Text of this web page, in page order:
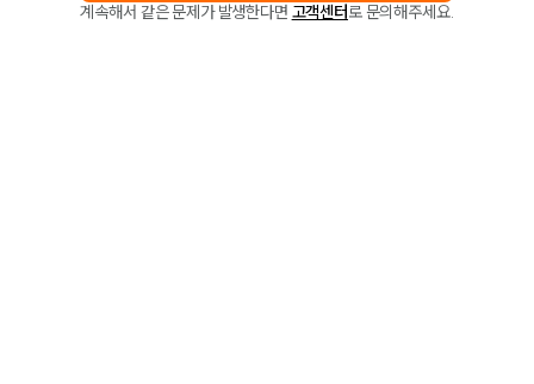
계속해서 같은 문제가 발생한다면 고객센터로 문의해주세요.